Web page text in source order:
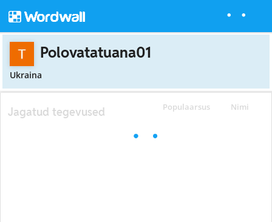
Polovatatuana01
Ukraina
Populaarsus Nimi
Jagatud tegevused